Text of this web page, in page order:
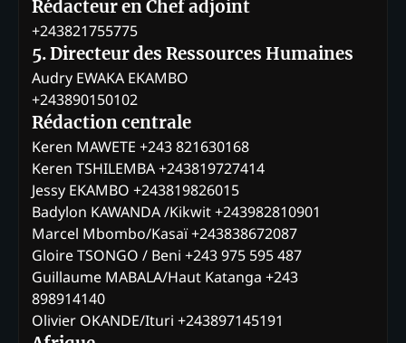
Rédacteur en Chef adjoint
+243821755775
5. Directeur des Ressources Humaines
Audry EWAKA EKAMBO
+243890150102
Rédaction centrale
Keren MAWETE +243 821630168
Keren TSHILEMBA +243819727414
Jessy EKAMBO +243819826015
Badylon KAWANDA /Kikwit +243982810901
Marcel Mbombo/Kasaï +243838672087
Gloire TSONGO / Beni +243 975 595 487
Guillaume MABALA/Haut Katanga +243
898914140
Olivier OKANDE/Ituri +243897145191